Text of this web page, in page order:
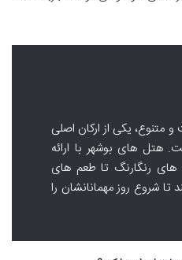
متنوع، یکی از ارکان اصلی
هتل های بوشهر با ارائه
های رنگارنگ تا طعم های
شروع روز مهمانانشان را